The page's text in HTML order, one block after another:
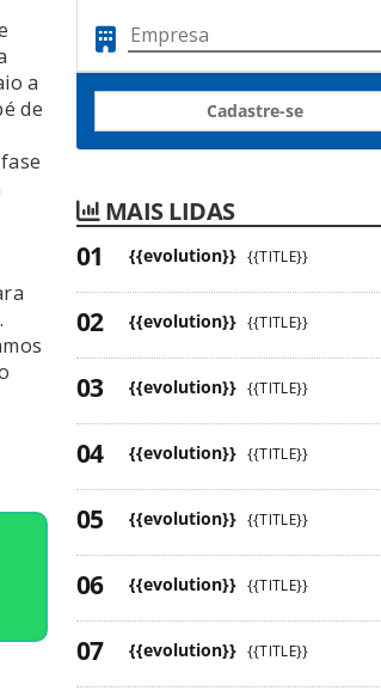
a
de
Cadastre-se
MAIS LIDAS
{{evolution}} {{TITLE}}
{{evolution}} {{TITLE}}
{{evolution}} {{TITLE}}
{{evolution}} {{TITLE}}
{{evolution}} {{TITLE}}
{{evolution}} {{TITLE}}
{{evolution}} {{TITLE}}